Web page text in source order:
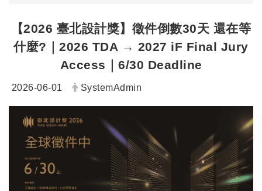
【2026 臺北設計獎】徵件倒數30天 還在等
什麼?｜2026 TDA → 2027 iF Final Jury
Access｜6/30 Deadline
日期：
2026-06-01 發布者：
SystemAdmin